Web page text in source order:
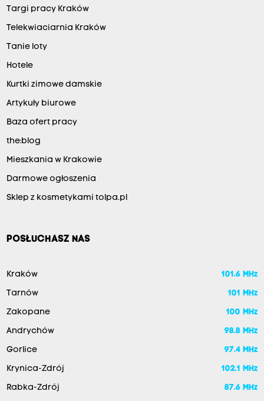
Targi pracy Kraków
Telekwiaciarnia Kraków
Tanie loty
Hotele
Kurtki zimowe damskie
Artykuły biurowe
Baza ofert pracy
the:blog
Mieszkania w Krakowie
Darmowe ogłoszenia
Sklep z kosmetykami tolpa.pl
POSŁUCHASZ NAS
Kraków 101.6 MHz
Tarnów 101 MHz
Zakopane 100 MHz
Andrychów 98.8 MHz
Gorlice 97.4 MHz
Krynica-Zdrój 102.1 MHz
Rabka-Zdrój 87.6 MHz